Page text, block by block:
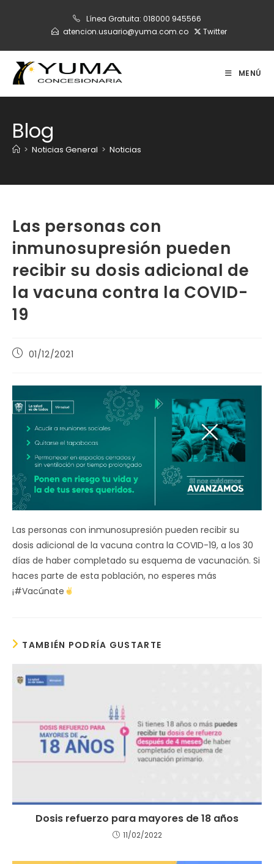
Línea Gratuita: 018000 945566
atencion.usuario@yuma.com.co
Twitter
MENÚ
Blog
> Noticias General > Noticias
Las personas con
inmunosupresión pueden
recibir su dosis adicional de
la vacuna contra la COVID-
19
Publicación
entrada:
01/12/2021
Las personas con inmunosupresión pueden recibir su
dosis adicional de la vacuna contra la COVID-19, a los 30
días de haber completado su esquema de vacunación. Si
haces parte de esta población, no esperes más
¡#Vacúnate
TAMBIÉN PODRÍA GUSTARTE
Dosis refuerzo para mayores de 18 años
11/02/2022